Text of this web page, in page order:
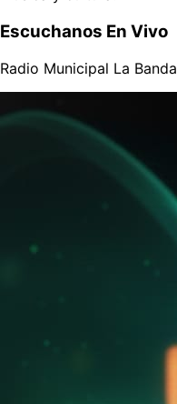
Escuchanos En Vivo
Radio Municipal La Banda